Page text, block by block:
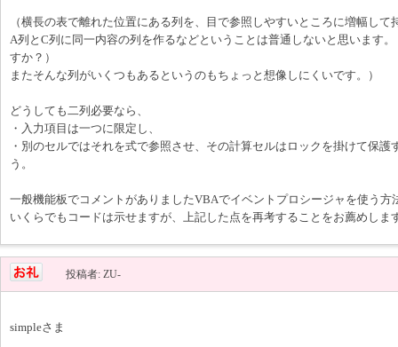
（横長の表で離れた位置にある列を、目で参照しやすいところに増幅し
A列とC列に同一内容の列を作るなどということは普通しないと思います
すか？）
またそんな列がいくつもあるというのもちょっと想像しにくいです。）
どうしても二列必要なら、
・入力項目は一つに限定し、
・別のセルではそれを式で参照させ、その計算セルはロックを掛けて保護
う。
一般機能板でコメントがありましたVBAでイベントプロシージャを使う方
いくらでもコードは示せますが、上記した点を再考することをお薦めしま
投稿者: ZU-
simpleさま